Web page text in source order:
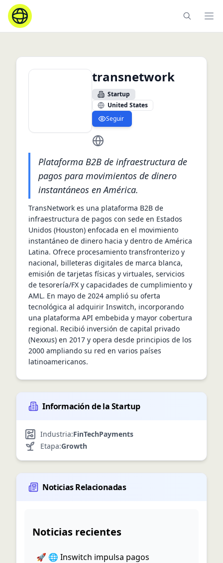
transnetwork
Startup
United States
Seguir
https://www.transnetwork.com
Plataforma B2B de infraestructura de
pagos para movimientos de dinero
instantáneos en América.
TransNetwork es una plataforma B2B de
infraestructura de pagos con sede en Estados
Unidos (Houston) enfocada en el movimiento
instantáneo de dinero hacia y dentro de América
Latina. Ofrece procesamiento transfronterizo y
nacional, billeteras digitales de marca blanca,
emisión de tarjetas físicas y virtuales, servicios
de tesorería/FX y capacidades de cumplimiento y
AML. En mayo de 2024 amplió su oferta
tecnológica al adquirir Inswitch, incorporando
una plataforma API embebida y mayor cobertura
regional. Recibió inversión de capital privado
(Nexxus) en 2017 y opera desde principios de los
2000 ampliando su red en varios países
latinoamericanos.
Información de la Startup
Industria:FinTechPayments
Etapa:Growth
Noticias Relacionadas
Noticias recientes
🚀 🌐 Inswitch impulsa pagos